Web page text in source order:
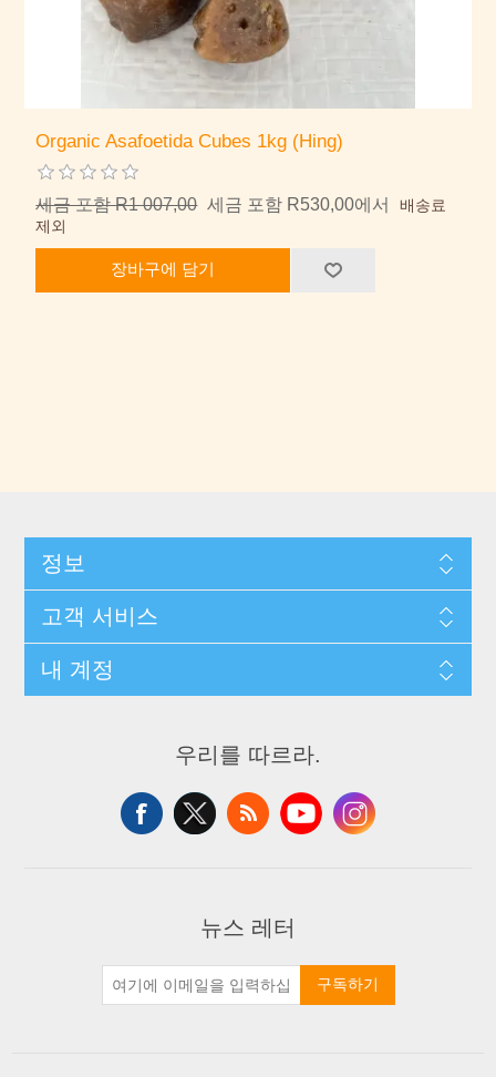
Organic Asafoetida Cubes 1kg (Hing)
세금 포함 R1 007,00 세금 포함 R530,00에서
배송료
제외
장바구에 담기
정보
고객 서비스
내 계정
우리를 따르라.
뉴스 레터
구독하기